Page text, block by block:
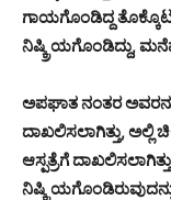
ಗಾಯಗೊಂಡಿದ್ದ
ನಿಷ್ಕ್ರಿಯಗೊಂಡಿದ್ದು,
ಅಪಘಾತ ನಂತರ
ದಾಖಲಿಸಲಾಗಿತ್ತು, ಅಲ್ಲಿ
ಆಸ್ಪತ್ರೆಗೆ